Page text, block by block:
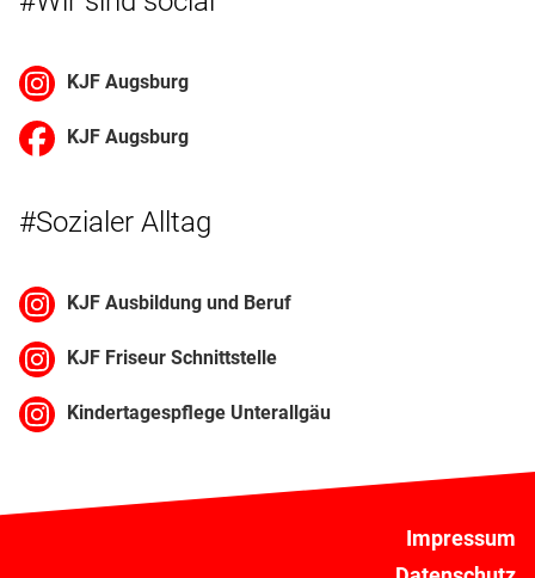
KJF Augsburg
KJF Augsburg
#Sozialer Alltag
KJF Ausbildung und Beruf
KJF Friseur Schnittstelle
Kindertagespflege Unterallgäu
Impressum